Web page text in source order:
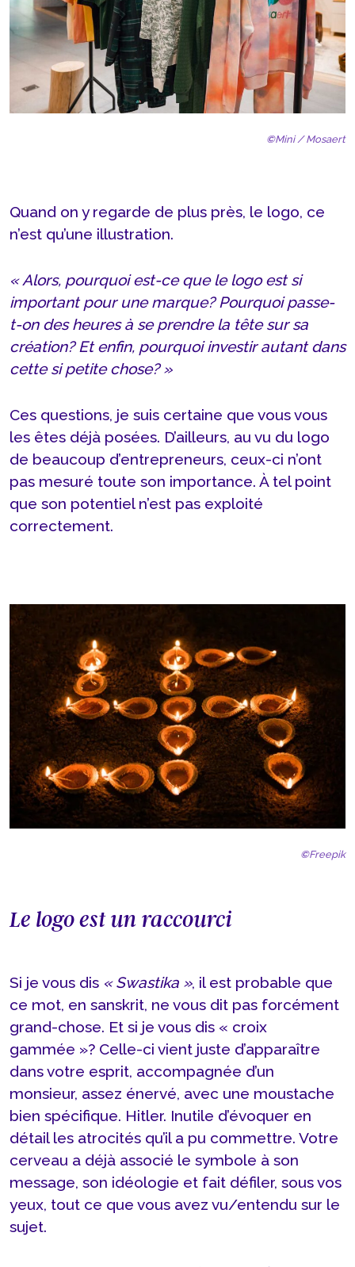
©Mini / Mosaert
Quand on y regarde de plus près, le logo, ce
n’est qu’une illustration.
« Alors, pourquoi est-ce que le logo est si
important pour une marque? Pourquoi passe-
t-on des heures à se prendre la tête sur sa
création? Et enfin, pourquoi investir autant dans
cette si petite chose? »
Ces questions, je suis certaine que vous vous
les êtes déjà posées. D’ailleurs, au vu du logo
de beaucoup d’entrepreneurs, ceux-ci n’ont
pas mesuré toute son importance. À tel point
que son potentiel n’est pas exploité
correctement.
©Freepik
Le logo est un raccourci
Si je vous dis « Swastika », il est probable que
ce mot, en sanskrit, ne vous dit pas forcément
grand-chose. Et si je vous dis « croix
gammée »? Celle-ci vient juste d’apparaître
dans votre esprit, accompagnée d’un
monsieur, assez énervé, avec une moustache
bien spécifique. Hitler. Inutile d’évoquer en
détail les atrocités qu’il a pu commettre. Votre
cerveau a déjà associé le symbole à son
message, son idéologie et fait défiler, sous vos
yeux, tout ce que vous avez vu/entendu sur le
sujet.